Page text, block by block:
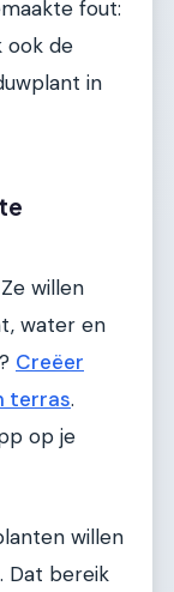
fout:
ook de
in
willen
water en
Creëer
terras.
op je
willen
Dat bereik